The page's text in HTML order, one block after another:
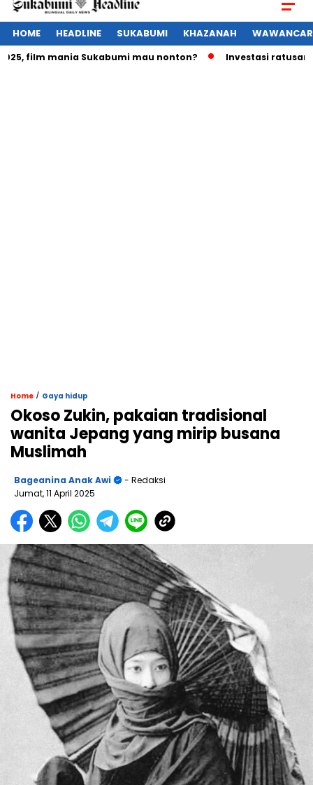
HOME HEADLINE SUKABUMI KHAZANAH
mania Sukabumi mau nonton? Investasi ratusan
Home / Gaya hidup
Okoso Zukin, pakaian tradisional
wanita Jepang yang mirip busana
Muslimah
Bageanina Anak Awi
- Redaksi
Jumat, 11 April 2025